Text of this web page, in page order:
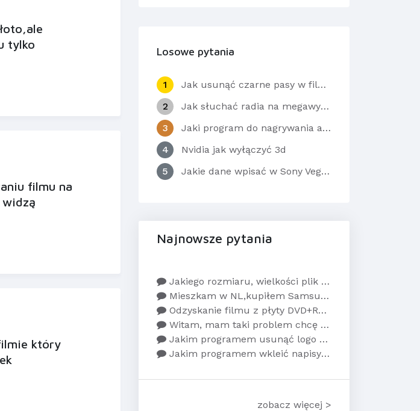
tylko
filmu na
widzą
który
Losowe pytania
1
Jak usunąć czarne pasy w filmikach po bokach??
2
Jak słuchać radia na megawypasie pod Operą na Windows Vista?
3
Jaki program do nagrywania akcji z pulpitu?
4
Nvidia jak wyłączyć 3d
5
Jakie dane wpisać w Sony Vegas Pro?
Najnowsze pytania
Jakiego rozmiaru, wielkości plik wideo mogę prz...
Mieszkam w NL,kupiłem Samsung Smart Tv(UE55KU61...
Odzyskanie filmu z płyty DVD+RW?Po nagraniu fil...
Witam, mam taki problem chcę ustawić w filmie k...
Jakim programem usunąć logo TV z filmu
Jakim programem wkleić napisy do filmu ?
zobacz więcej >